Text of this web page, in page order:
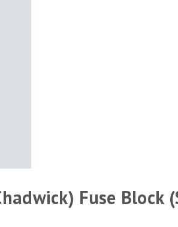
Fuse Block